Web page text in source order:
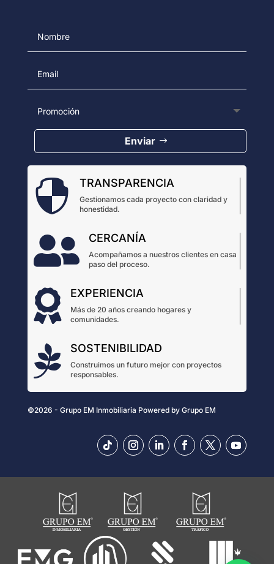
Enviar
 TRANSPARENCIA
Gestionamos cada proyecto con claridad y
honestidad.
 CERCANÍA
Acompañamos a nuestros clientes en casa
paso del proceso.
 EXPERIENCIA
Más de 20 años creando hogares y
comunidades.
 SOSTENIBILIDAD
Construimos un futuro mejor con proyectos
responsables.
©2026 - Grupo EM Inmobiliaria Powered by Grupo EM